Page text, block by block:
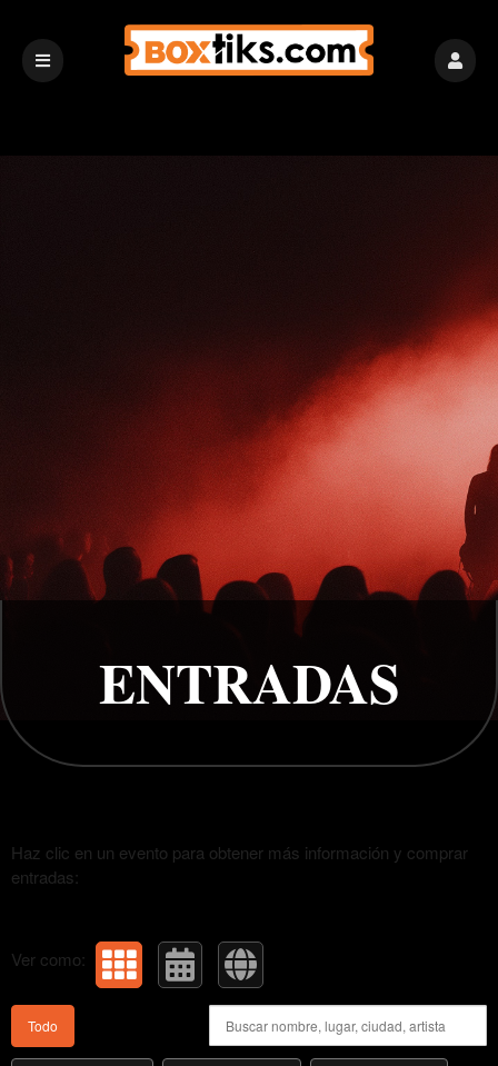
Próximos eventos de: BoxTiks
ENTRADAS
Haz clic en un evento para obtener más información y comprar
entradas:
Ver como:
Todo